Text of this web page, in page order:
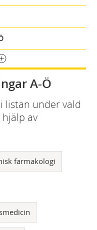
A-Ö
listan under vald
av
farmakologi